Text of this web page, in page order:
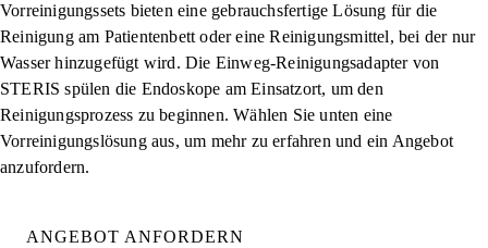
Vorreinigungssets bieten eine gebrauchsfertige Lösung für die
Reinigung am Patientenbett oder eine Reinigungsmittel, bei der nur
Wasser hinzugefügt wird. Die Einweg-Reinigungsadapter von
STERIS spülen die Endoskope am Einsatzort, um den
Reinigungsprozess zu beginnen. Wählen Sie unten eine
Vorreinigungslösung aus, um mehr zu erfahren und ein Angebot
anzufordern.
ANGEBOT ANFORDERN